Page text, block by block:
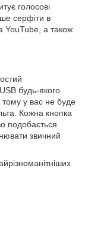
голосові
серфіти в
YouTube, а також
будь-якого
тому у вас не буде
Кожна кнопка
подобається
звичний